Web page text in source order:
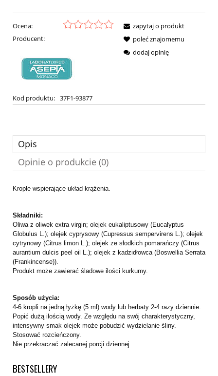
Ocena:
Producent:
Kod produktu: 37F1-93877
zapytaj o produkt
poleć znajomemu
dodaj opinię
Opis
Opinie o produkcie (0)
Krople wspierające układ krążenia.
Składniki:
Oliwa z oliwek extra virgin; olejek eukaliptusowy (Eucalyptus
Globulus L.); olejek cyprysowy (Cupressus sempervirens L.); olejek
cytrynowy (Citrus limon L.); olejek ze słodkich pomarańczy (Citrus
aurantium dulcis peel oil L.); olejek z kadzidłowca (Boswellia Serrata
(Frankincense)).
Produkt może zawierać śladowe ilości kurkumy.
Sposób użycia:
4-6 kropli na jedną łyżkę (5 ml) wody lub herbaty 2-4 razy dziennie.
Popić dużą ilością wody. Ze względu na swój charakterystyczny,
intensywny smak olejek może pobudzić wydzielanie śliny.
Stosować rozcieńczony.
Nie przekraczać zalecanej porcji dziennej.
BESTSELLERY